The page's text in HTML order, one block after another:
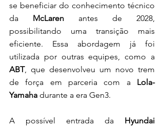
se beneficiar do conhecimento técnico
da McLaren antes de 2028,
possibilitando uma transição mais
eficiente. Essa abordagem já foi
utilizada por outras equipes, como a
ABT, que desenvolveu um novo trem
de força em parceria com a Lola-
Yamaha durante a era Gen3.
A possível entrada da